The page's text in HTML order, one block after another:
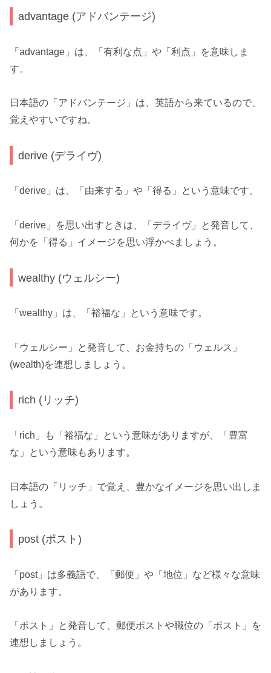
advantage (アドバンテージ)
「advantage」は、「有利な点」や「利点」を意味しま
す。
日本語の「アドバンテージ」は、英語から来ているので、
覚えやすいですね。
derive (デライヴ)
「derive」は、「由来する」や「得る」という意味です。
「derive」を思い出すときは、「デライヴ」と発音して、
何かを「得る」イメージを思い浮かべましょう。
wealthy (ウェルシー)
「wealthy」は、「裕福な」という意味です。
「ウェルシー」と発音して、お金持ちの「ウェルス」
(wealth)を連想しましょう。
rich (リッチ)
「rich」も「裕福な」という意味がありますが、「豊富
な」という意味もあります。
日本語の「リッチ」で覚え、豊かなイメージを思い出しま
しょう。
post (ポスト)
「post」は多義語で、「郵便」や「地位」など様々な意味
があります。
「ポスト」と発音して、郵便ポストや職位の「ポスト」を
連想しましょう。